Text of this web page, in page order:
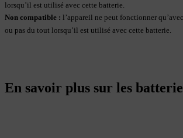
lorsqu’il est utilisé avec cette batterie.
Non compatible : l’appareil ne peut fonctionner
ou pas du tout lorsqu’il est utilisé avec cette batterie.
En savoir plus sur les